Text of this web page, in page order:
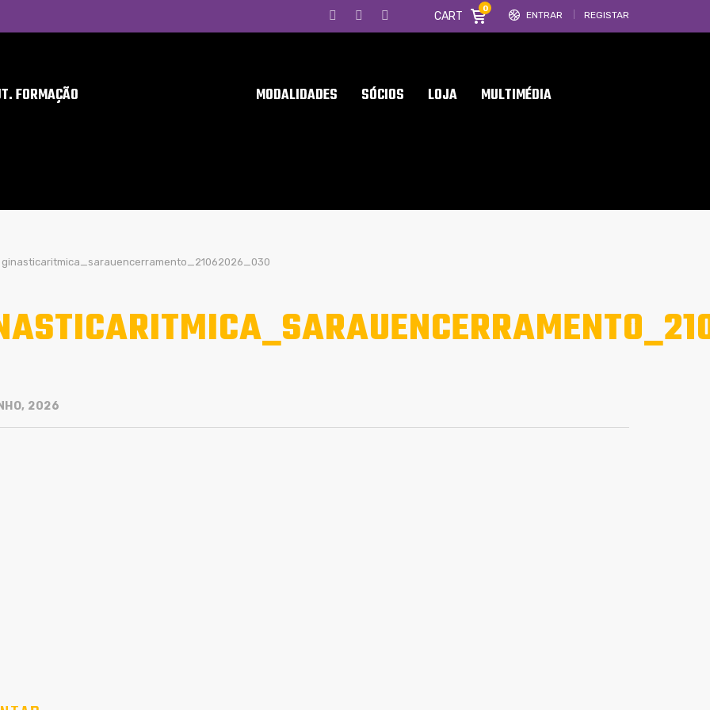
ENTRAR REGISTAR
CART
0
FORMAÇÃO MODALIDADES SÓCIOS LOJA MULTIMÉDIA
ginasticaritmica_sarauencerramento_21062026_030
2026